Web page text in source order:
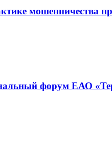
мошенничества
форум ЕАО